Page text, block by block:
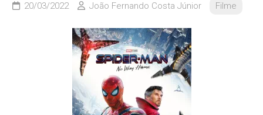
20/03/2022 João Fernando Costa Júnior Filme